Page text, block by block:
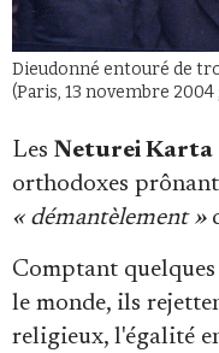
Se
Dieudonné entouré de
(Paris, 13 novembre 2004
Les Neturei Karta
orthodoxes
« démantèlement »
Comptant
le monde, ils
religieux, l'égalité